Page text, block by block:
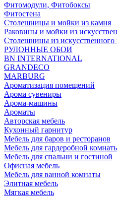
Фитомодули, Фитобоксы
Фитостена
Столешницы и мойки из камня
Раковины и мойки из
Столешницы из искусственного
РУЛОННЫЕ ОБОИ
BN INTERNATIONAL
GRANDECO
MARBURG
Ароматизация помещений
Арома сувениры
Арома-машины
Ароматы
Авторская мебель
Кухонный гарнитур
Мебель для баров и ресторанов
Мебель для гардеробной
Мебель для спальни и гостиной
Офисная мебель
Мебель для ванной комнаты
Элитная мебель
Мягкая мебель